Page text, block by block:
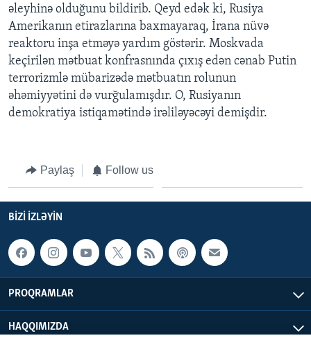
LEARNING ENGLISH
BIZI IZLƏYIN
əleyhinə olduğunu bildirib. Qeyd edək ki, Rusiya
Amerikanın etirazlarına baxmayaraq, İrana nüvə
reaktoru inşa etməyə yardım göstərir. Moskvada
keçirilən mətbuat konfrasnında çıxış edən cənab Putin
terrorizmlə mübarizədə mətbuatın rolunun
əhəmiyyətini də vurğulamışdır. O, Rusiyanın
demokratiya istiqamətində irəliləyəcəyi demişdir.
Paylaş Follow us
BIZI IZLƏYIN
PROQRAMLAR
HAQQIMIZDA